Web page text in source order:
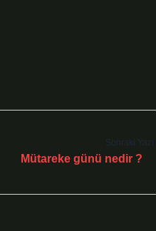
Sonraki Yazı
Mütareke günü nedir ?